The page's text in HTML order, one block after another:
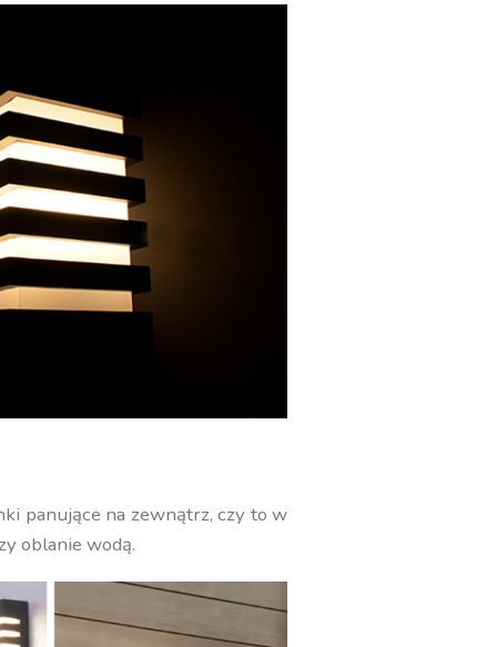
panujące na zewnątrz, czy to w
oblanie wodą.